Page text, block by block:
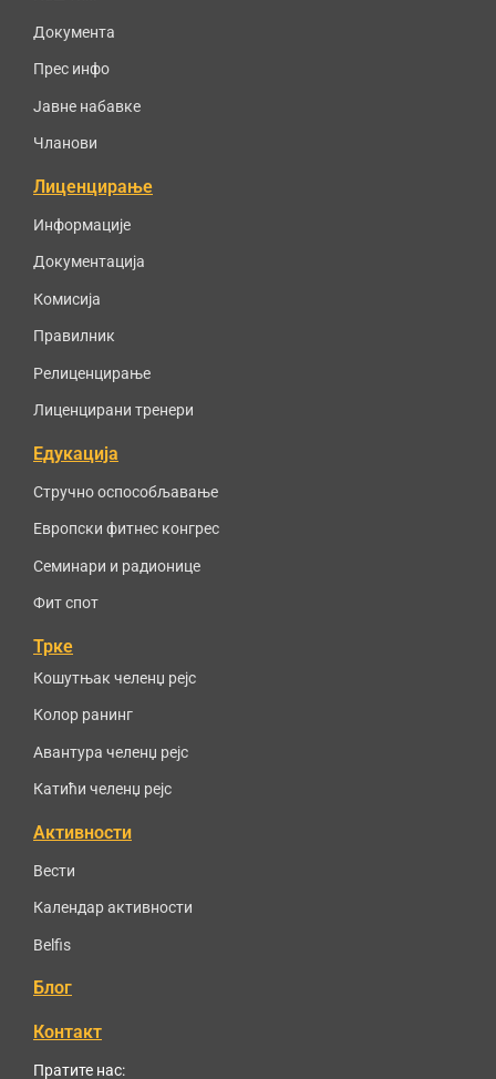
Документа
Прес инфо
Јавне набавке
Чланови
Лиценцирање
Информације
Документација
Комисија
Правилник
Релиценцирање
Лиценцирани тренери
Едукација
Стручно оспособљавање
Европски фитнес конгрес
Семинари и радионице
Фит спот
Трке
Кошутњак челенџ рејс
Колор ранинг
Авантура челенџ рејс
Катићи челенџ рејс
Активности
Вести
Календар активности
Belfis
Блог
Контакт
Пратите нас: